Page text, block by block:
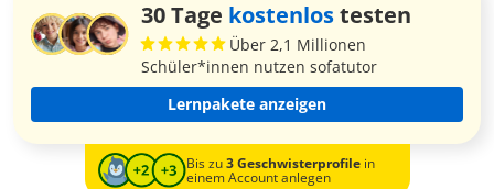
30 Tage kostenlostesten
Über 2,1 Millionen
Schüler*innen nutzen sofatutor
Lernpakete anzeigen
Bis zu3 Geschwisterprofilein
einem Account anlegen